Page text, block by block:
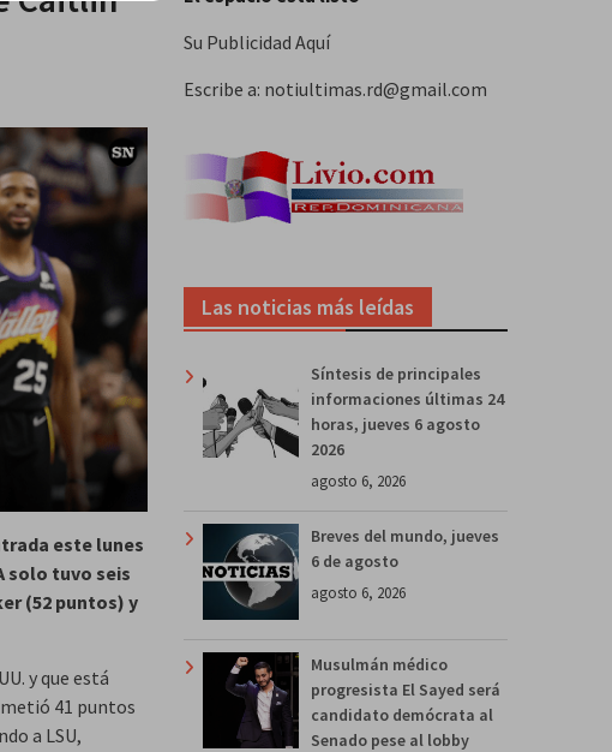
este lunes
solo tuvo seis
(52 puntos) y
y que está
41 puntos
a LSU,
Su Publicidad Aquí
Escribe a: notiultimas.rd@gmail.com
Las noticias más leídas
Síntesis de principales
informaciones últimas 24
horas, jueves 6 agosto
2026
agosto 6, 2026
Breves del mundo, jueves
6 de agosto
agosto 6, 2026
Musulmán médico
progresista El Sayed será
candidato demócrata al
Senado pese al lobby